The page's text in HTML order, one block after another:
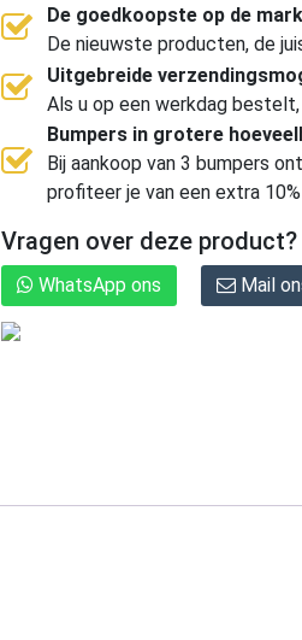
De goedkoopste op de
De nieuwste producten, de
Uitgebreide
Als u op een werkdag
Bumpers in grotere
Bij aankoop van 3 bumpers
profiteer je van een extra
Vragen over deze product?
WhatsApp ons Mail